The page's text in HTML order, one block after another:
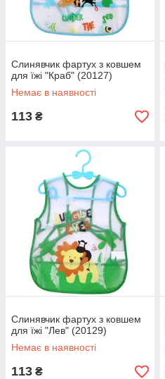
Слинявчик фартух з ковшем
для їжі "Краб" (20127)
Немає в наявності
113 ₴
Слинявчик фартух з ковшем
для їжі "Лев" (20129)
Немає в наявності
113 ₴